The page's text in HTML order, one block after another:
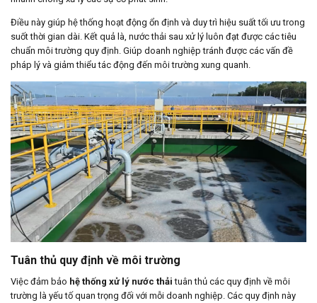
Điều này giúp hệ thống hoạt động ổn định và duy trì hiệu suất tối ưu trong
suốt thời gian dài. Kết quả là, nước thải sau xử lý luôn đạt được các tiêu
chuẩn môi trường quy định. Giúp doanh nghiệp tránh được các vấn đề
pháp lý và giảm thiểu tác động đến môi trường xung quanh.
Tuân thủ quy định về môi trường
Việc đảm bảo hệ thống xử lý nước thải tuân thủ các quy định về môi
trường là yếu tố quan trọng đối với mỗi doanh nghiệp. Các quy định này